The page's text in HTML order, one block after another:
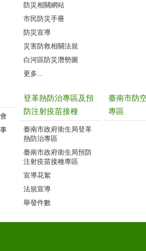
防災相關網站
市民防災手冊
防災宣導
災害防救相關法規
白河區防災潛勢圖
更多...
登革熱防治專區及預
防注射疫苗接種
臺南市政府衛生局登革
熱防治專區
臺南市政府衛生局預防
注射疫苗接種專區
宣導花絮
法規宣導
舉發件數
臺南市防
專區